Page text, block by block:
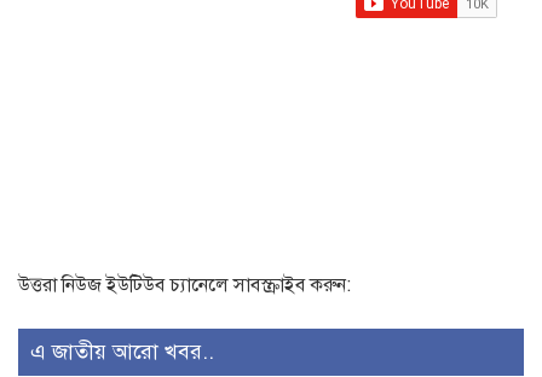
উত্তরা নিউজ ইউটিউব চ্যানেলে সাবস্ক্রাইব করুন:
এ জাতীয় আরো খবর..